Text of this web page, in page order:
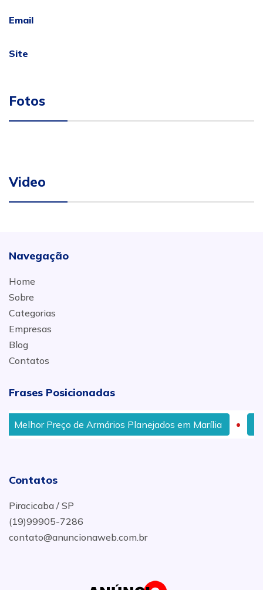
Email
Site
Fotos
Video
Navegação
Home
Sobre
Categorias
Empresas
Blog
Contatos
Frases Posicionadas
Melhor Preço de Armários Planejados em Marília
Contatos
Piracicaba / SP
(19)99905-7286
contato@anuncionaweb.com.br